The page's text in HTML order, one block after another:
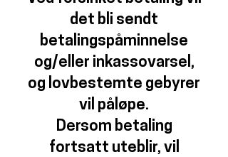
det bli sendt
betalingspåminnelse
og/eller inkassovarsel,
og lovbestemte gebyrer
vil påløpe.
Dersom betaling
fortsatt uteblir, vil